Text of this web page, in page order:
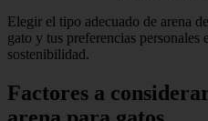
Elegir el tipo adecuado de arena
gato y tus preferencias
sostenibilidad.
Factores a